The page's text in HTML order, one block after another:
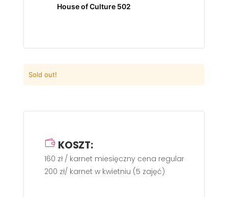
House of Culture 502
Sold out!
KOSZT:
160 zł / karnet miesięczny cena regularna
200 zł/ karnet w kwietniu (5 zajęć)